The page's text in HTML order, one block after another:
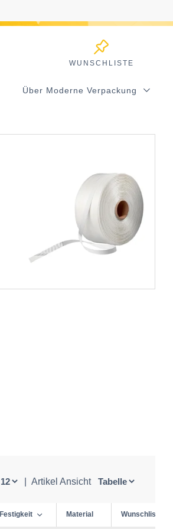
WUNSCHLISTE
Über Moderne Verpackung
Artikel Ansicht
Festigkeit Material Wunschliste